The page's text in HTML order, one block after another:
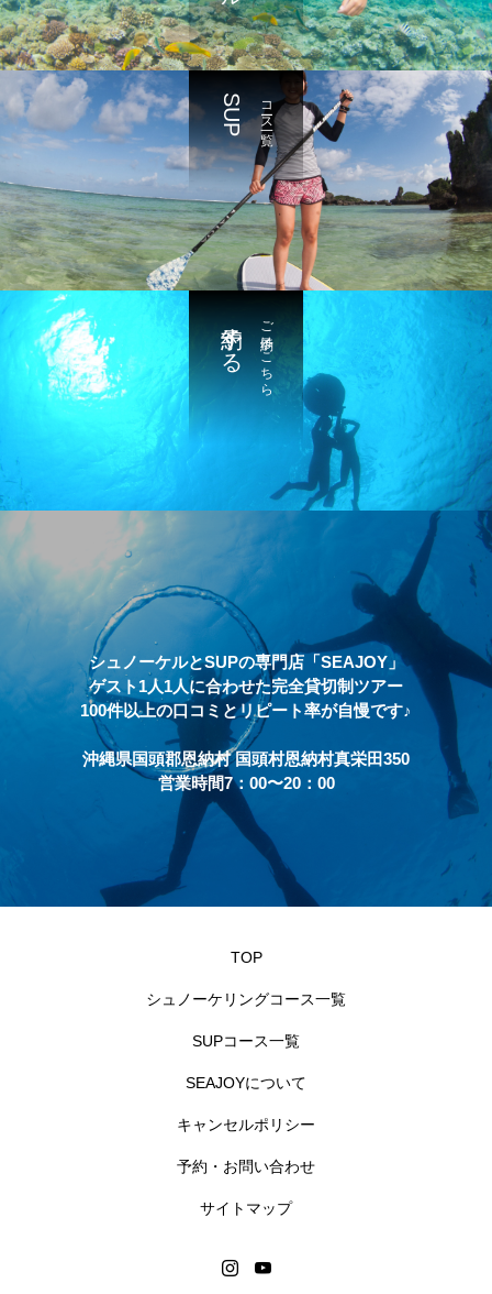
コース一覧
SUP
ご予約はこちら
予約する
シュノーケルとSUPの専門店「SEAJOY」
ゲスト1人1人に合わせた完全貸切制ツアー
100件以上の口コミとリピート率が自慢です♪
沖縄県国頭郡恩納村 国頭村恩納村真栄田350
営業時間7：00〜20：00
TOP
シュノーケリングコース一覧
SUPコース一覧
SEAJOYについて
キャンセルポリシー
予約・お問い合わせ
サイトマップ